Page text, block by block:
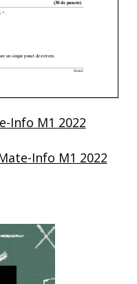
Info M1 2022
Info M1 2022